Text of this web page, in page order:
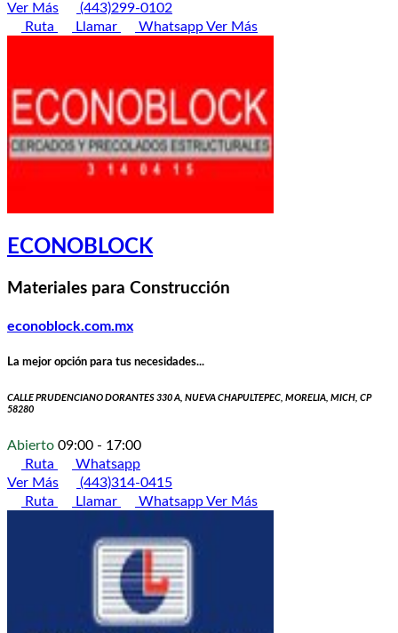
Ver Más
(443)299-0102
Ruta
Llamar WhatsappVer Más
ECONOBLOCK
Materiales para Construcción
econoblock.com.mx
La mejor opción para tus necesidades...
CALLE PRUDENCIANO DORANTES 330 A, NUEVA CHAPULTEPEC, MORELIA, MICH, CP
58280
Abierto 09:00 - 17:00
Ruta
Whatsapp
Ver Más
(443)314-0415
Ruta
Llamar WhatsappVer Más